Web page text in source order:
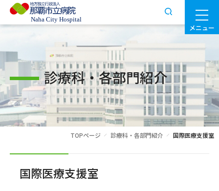
メニュー
診療科・各部門紹介
TOPページ 診療科・各部門紹介 国際医療支援室
国際医療支援室